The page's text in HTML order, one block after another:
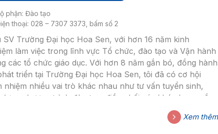
phận: Đào tạo
thoại: 028 – 7307 3373, bấm số 2
SV Trường Đại học Hoa Sen, với hơn 16 năm kinh
làm việc trong lĩnh vực Tổ chức, đào tạo và Vận hành
các tổ chức giáo dục. Với hơn 8 năm gắn bó, đồng hành
triển tại Trường Đại học Hoa Sen, tôi đã có cơ hội
nhiệm nhiều vai trò khác nhau như tư vấn tuyển sinh,
dựng chương trình đào tạo, điều phối các khóa học ngắn
và dài hạn. Hiện tại, tôi đang phụ trách các công việc
Bộ phận Đào tạo của Viện Đào tạo Trực tuyến.Xem thêm